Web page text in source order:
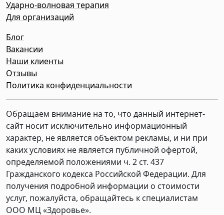
Ударно-волновая терапия
Для организаций
Блог
Вакансии
Наши клиенты
Отзывы
Политика конфиденциальности
Обращаем внимание на то, что данный интернет-
сайт носит исключительно информационный
характер, не является объектом рекламы, и ни при
каких условиях не является публичной офертой,
определяемой положениями ч. 2 ст. 437
Гражданского кодекса Российской Федерации. Для
получения подробной информации о стоимости
услуг, пожалуйста, обращайтесь к специалистам
ООО МЦ «Здоровье».